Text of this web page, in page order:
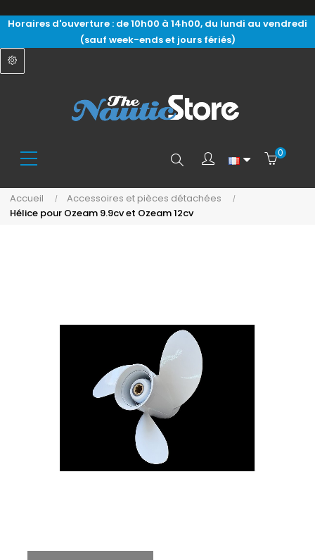
Horaires d'ouverture : de 10h00 à 14h00, du lundi au vendredi
(sauf week-ends et jours fériés)
Search
here...
0
Accueil
Accessoires et pièces détachées
Hélice pour Ozeam 9.9cv et Ozeam 12cv